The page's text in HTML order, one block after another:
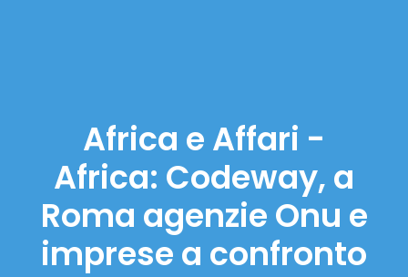
Africa e Affari -
Africa: Codeway, a
Roma agenzie Onu e
imprese a confronto